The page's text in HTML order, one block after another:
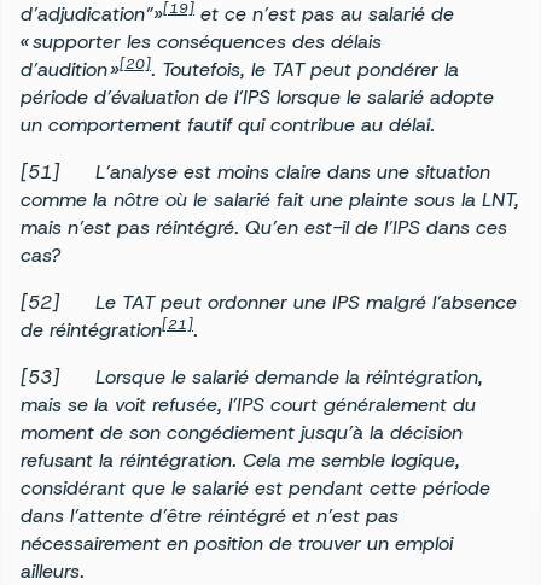
d’adjudication”»[19] et ce n’est pas au salarié de
« supporter les conséquences des délais
d’audition »[20]. Toutefois, le TAT peut pondérer la
période d’évaluation de l’IPS lorsque le salarié adopte
un comportement fautif qui contribue au délai.
[51] L’analyse est moins claire dans une situation
comme la nôtre où le salarié fait une plainte sous la LNT,
mais n’est pas réintégré. Qu’en est-il de l’IPS dans ces
cas?
[52] Le TAT peut ordonner une IPS malgré l’absence
de réintégration[21].
[53] Lorsque le salarié demande la réintégration,
mais se la voit refusée, l’IPS court généralement du
moment de son congédiement jusqu’à la décision
refusant la réintégration. Cela me semble logique,
considérant que le salarié est pendant cette période
dans l’attente d’être réintégré et n’est pas
nécessairement en position de trouver un emploi
ailleurs.